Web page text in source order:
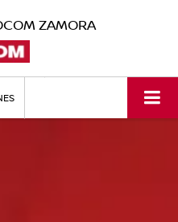
ZAMORA